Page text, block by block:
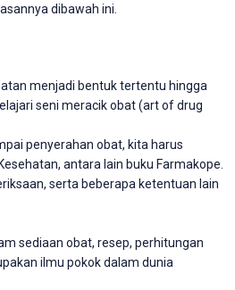
dibawah ini.
menjadi bentuk tertentu hingga
seni meracik obat (art of drug
penyerahan obat, kita harus
antara lain buku Farmakope.
serta beberapa ketentuan lain
sediaan obat, resep, perhitungan
ilmu pokok dalam dunia